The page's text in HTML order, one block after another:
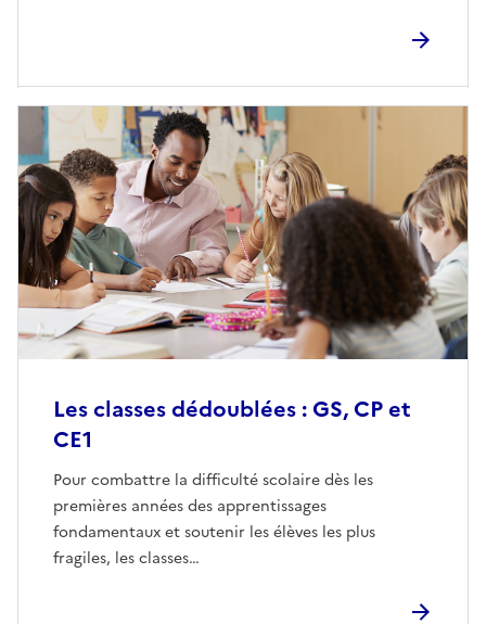
Les classes dédoublées : GS, CP et
CE1
Pour combattre la difficulté scolaire dès les
premières années des apprentissages
fondamentaux et soutenir les élèves les plus
fragiles, les classes…